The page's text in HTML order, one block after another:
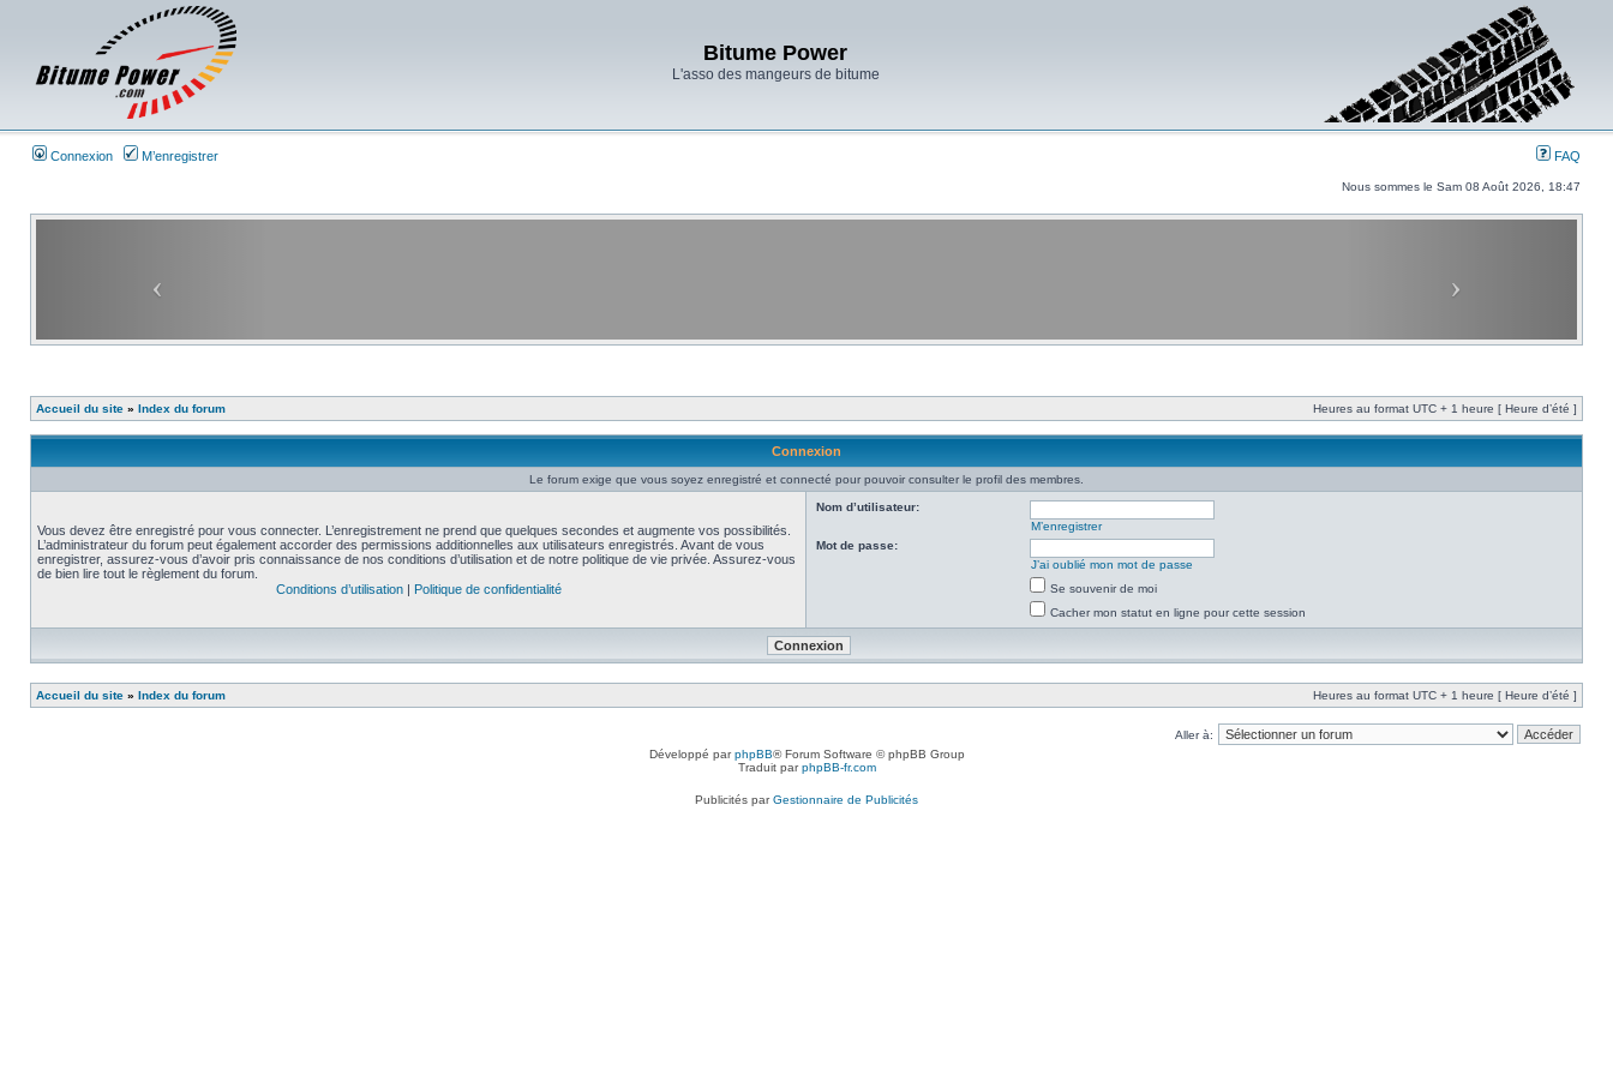
Bitume Power
L'asso des mangeurs de bitume
Connexion M’enregistrer FAQ
Nous sommes le Sam 08 Août 2026, 18:47
Accueil du site » Index du forum Heures au format UTC + 1 heure [ Heure d’été ]
Connexion
Le forum exige que vous soyez enregistré et connecté pour pouvoir consulter le profil des membres.
Vous devez être enregistré pour vous connecter. L’enregistrement ne prend que quelques secondes et augmente vos possibilités.
L’administrateur du forum peut également accorder des permissions additionnelles aux utilisateurs enregistrés. Avant de vous
enregistrer, assurez-vous d’avoir pris connaissance de nos conditions d’utilisation et de notre politique de vie privée. Assurez-vous
de bien lire tout le règlement du forum.
Conditions d’utilisation| Politique de confidentialité
Nom d’utilisateur:
M’enregistrer
Mot de passe:
J’ai oublié mon mot de passe
Se souvenir de moi
Cacher mon statut en ligne pour cette session
Accueil du site » Index du forum Heures au format UTC + 1 heure [ Heure d’été ]
Aller à:
Développé parphpBB® Forum Software © phpBB Group
Traduit parphpBB-fr.com
Publicités parGestionnaire de Publicités